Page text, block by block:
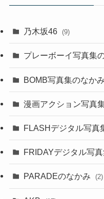
乃木坂46 (9)
プレーボーイ写真集
BOMB写真集のなかみ
漫画アクション写真
FLASHデジタル写真
FRIDAYデジタル写
PARADEのなかみ (2)